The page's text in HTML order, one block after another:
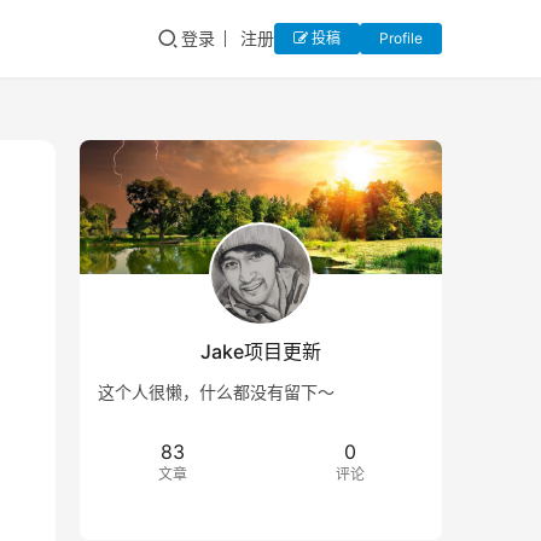
登录 注册 投稿 Profile
Jake项目更新
这个人很懒，什么都没有留下～
83
文章
0
评论